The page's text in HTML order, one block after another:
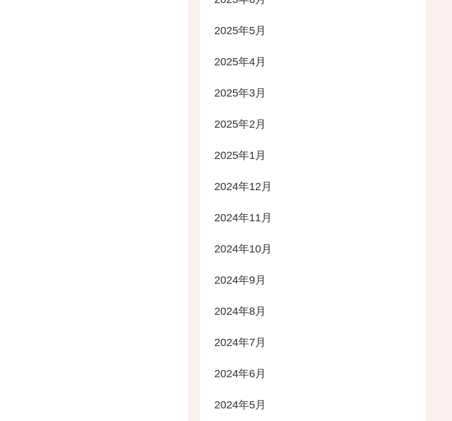
2025年5月
2025年4月
2025年3月
2025年2月
2025年1月
2024年12月
2024年11月
2024年10月
2024年9月
2024年8月
2024年7月
2024年6月
2024年5月